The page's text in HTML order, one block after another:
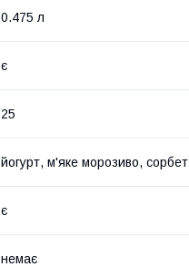
0.475 л
є
25
йогурт, м'яке морозиво, сорбет
є
немає